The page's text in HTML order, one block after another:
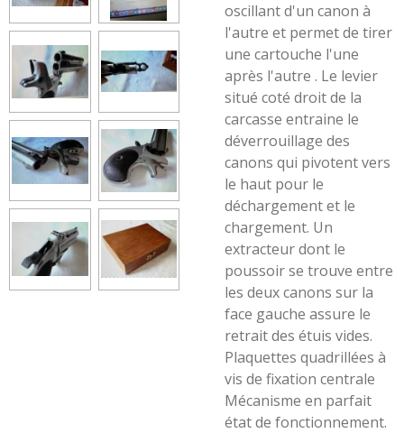
oscillant d'un canon à
l'autre et permet de tirer
une cartouche l'une
après l'autre . Le levier
situé coté droit de la
carcasse entraine le
déverrouillage des
canons qui pivotent vers
le haut pour le
déchargement et le
chargement. Un
extracteur dont le
poussoir se trouve entre
les deux canons sur la
face gauche assure le
retrait des étuis vides.
Plaquettes quadrillées à
vis de fixation centrale
Mécanisme en parfait
état de fonctionnement.